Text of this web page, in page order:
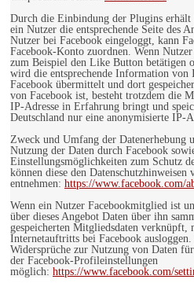
Durch die Einbindung der Plugins
ein Nutzer die entsprechende Seite des
Nutzer bei Facebook eingeloggt, kann
Facebook-Konto zuordnen. Wenn
zum Beispiel den Like Button betätigen
wird die entsprechende Information von
Facebook übermittelt und dort
von Facebook ist, besteht trotzdem die
IP-Adresse in Erfahrung bringt und
Deutschland nur eine anonymisierte IP-
Zweck und Umfang der Datenerhebung
Nutzung der Daten durch Facebook
Einstellungsmöglichkeiten zum Schutz
können diese den Datenschutzhinweisen
entnehmen: https://www.facebook.com/
Wenn ein Nutzer Facebookmitglied ist
über dieses Angebot Daten über ihn
gespeicherten Mitgliedsdaten verknüpft,
Internetauftritts bei Facebook
Widersprüche zur Nutzung von Daten
der Facebook-Profileinstellungen
möglich: https://www.facebook.com/